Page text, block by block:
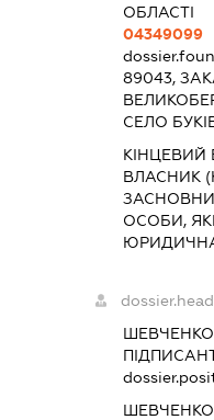
ОБЛАСТІ
04349099
89043,
СЕЛО
КІНЦЕВИЙ
ВЛАСНИК
ОСОБИ,